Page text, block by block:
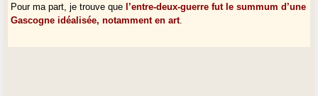
Pour ma part, je trouve que l’entre-deux-guerre fut le summum d’une
Gascogne idéalisée, notamment en art.